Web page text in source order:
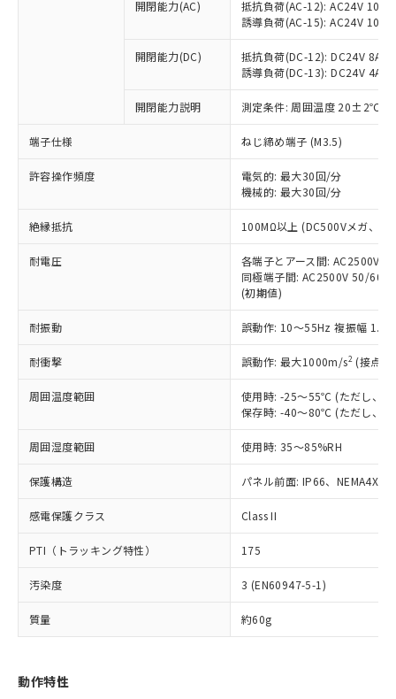
開閉能力(AC)
抵抗負荷(AC-12): AC24V 10A/
誘導負荷(AC-15): AC24V
開閉能力(DC)
抵抗負荷(DC-12): DC24V 8A/
誘導負荷(DC-13): DC24V 4A/
開閉能力説明 測定条件: 周囲温度 20±2℃、
端子仕様 ねじ締め端子 (M3.5)
許容操作頻度
電気的: 最大30回/分
機械的: 最大30回/分
絶縁抵抗 100MΩ以上 (DC500Vメガ、点
耐電圧
各端子とアース間: AC2500V
同極端子間: AC2500V 50/
(初期値)
耐振動 誤動作: 10～55Hz 複振幅
耐衝撃 誤動作: 最大1000m/s2 (接点
周囲温度範囲
使用時: -25～55℃ (ただし、氷
保存時: -40～80℃ (ただし、氷
周囲湿度範囲 使用時: 35～85%RH
保護構造 パネル前面: IP66、NEMA4X,
感電保護クラス Class II
PTI（トラッキング特性） 175
汚染度 3 (EN60947-5-1)
質量 約60g
動作特性
本サービスは、当社制御機器事業取扱
商品の当社在庫状況および標準価格
(税抜)を提供させていただくもので
当社制御機器事業取扱商品の中には、
本サービスの対象外となる商品もある
ことをご了承ください。
在庫状況および標準価格照会結果は、
記載している更新日時点での社内デー
タに基づき作成されるものであり、閲
覧された時点での実際の在庫および標
準価格とは異なる場合があることをご
正式な納期状況および標準価格はお客
様のお取引先、またはお客様担当のオ
ムロン制御機器販売店・当社販売員に
オムロン制御機器販売店や当社販売拠
販売ネットワーク
」をご確認
在庫状況および標準価格結果を当社の
示しないようお願いします。
マイパーツ機能（部品リスト作成サー
ビス）をご利用いただくには、I-Web
メンバーズにご登録されている必要が
あります。
お客様が当ウェブサイト上で当社にご
登録された部品リストについて、当社
および当社の共同利用者が、当社の製
品・サービスに関するお客様との取
定はありません。
調査・確認中：EU RoHS指令（10物質）の
非含有の対応状況を調査中または確認中の
非該当品：ライセンス料など無形物で、有
害物質有無と関係のない商品です。
仕入先様の事情により、非含有部品として
いたものが、含有品と判明した場合などや
むを得ず変更することがあります。
六価クロム(Cr(Ⅵ)) 1000ppm以下、ポリ臭化ビフェニル
類(PBB) 1000ppm以下、ポリ臭化ジフェニルエーテル類
(PBDE) 1000ppm以下、フタル酸ビス(2-エチルヘキシ
ル) (DEHP)(別名：DOP) 1000ppm以下、フタル酸ブチ
ルベンジル（BBP） 1000ppm以下、フタル酸ジブチル
（DBP） 1000ppm以下、フタル酸ジイソブチル
但し、RoHS指令で産業用監視および制御機器に対する
図的な使用がないことを確認しています。
部品在庫の切り替え状況などにより、予定
※3 非含有証明書ダウンロード
下記の非含有証明書をダウンロードするこ
EU RoHS指令（10物質）の非含有証明書
「○」：最大均質材料含有率が中国RoHSの
「×」：最大均質材料含有率が中国RoHSの
基準値を超えていることを示します。
「－」：未確認です。当社販売部門へお問
い合わせください。
*中国RoHS10物質の基準値 (GB/T26572)：
Pb(鉛) :1000ppm、 Hg(水銀) : 1000ppm、 Cd(カドミウ
ム) : 100ppm、
Cr(Ⅵ)(六価クロム) : 1000ppm、 PBBs(ポリ臭化ビフェ
ニル類) : 1000ppm、 PBDEs(ポリ臭化ジフェニルエーテ
DBP(フタル酸ジブチル) : 1000ppm、 DIBP(フタル酸ジ
イソブチル) : 1000ppm、 BBP(フタル酸ブチルベンジ
DEHP(フタル酸ビス(2-エチルヘキシル)) : 1000ppm
「ｅ」：有害物質（10物質）のすべてが基
準値以下であることを示します。
「10」：通常の使用状況下において有害物
及ぼさない年数を意味します。
「－」：未確認です。当社販売部門へお問
当社は、これら貴社製品のうち、外国
為替および外国貿易法に定める商品
（以下｢規制貨物等」という）を輸出
または国外への提供する場合は、日本
国政府の輸出許可(または役務取引許
可)を取得するなどの必要な手続きを
当社は規制貨物を破棄する場合は、完
全に破砕するなど、違法に輸出されな
いよう必要な手段を講じます。
当社は貴社製品を、核兵器、ミサイ
ル、化学兵器、生物兵器またはその他
武器並びにこれらの製造装置等に一切
当社は、貴社製品を第三者に販売する
場合は、上記1、2および3の内容を当
該第三者に通知します。また当社は、
販売先および販売に係わる関係者が違
法に輸出するおそれがある場合は、取
キャンセル
一定数以上の在庫あり
一定数には満たないが在庫あり
在庫なし(最新の在庫状況につ
いては、お客様のお取引先、ま
たはお客様担当のオムロン制御
機器販売店・当社販売員にご確
受注生産機種、また在庫状況の
情報を公開していない機種